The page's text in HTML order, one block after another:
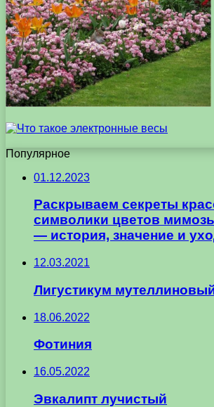
Популярное
01.12.2023
Раскрываем секреты
символики цветов
— история, значение и
12.03.2021
Лигустикум
18.06.2022
Фотиния
16.05.2022
Эвкалипт лучистый